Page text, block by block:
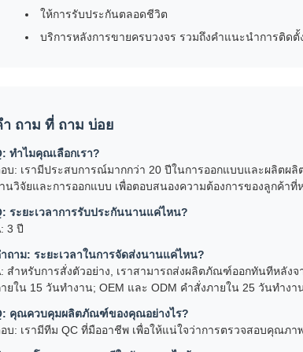
ให้การรับประกันตลอดชีวิต
บริการหลังการขายครบวงจร รวมถึงคําแนะนําการติด
า ถาม ที่ ถาม บ่อย
ทําไมคุณเลือกเรา?
บ: เรามีประสบการณ์มากกว่า 20 ปีในการออกแบบและผลิตผ
นวิจัยและการออกแบบ เพื่อตอบสนองความต้องการของลูกค้าที่
ระยะเวลาการรับประกันนานแค่ไหน?
3 ปี
ถาม: ระยะเวลาในการจัดส่งนานแค่ไหน?
สําหรับการสั่งตัวอย่าง, เราสามารถส่งผลิตภัณฑ์ออกทันทีหลัง
ยใน 15 วันทํางาน; OEM และ ODM คําสั่งภายใน 25 วันทํางา
คุณควบคุมผลิตภัณฑ์ของคุณอย่างไร?
บ: เรามีทีม QC ที่มืออาชีพ เพื่อให้แน่ใจว่าการตรวจสอบคุณภ